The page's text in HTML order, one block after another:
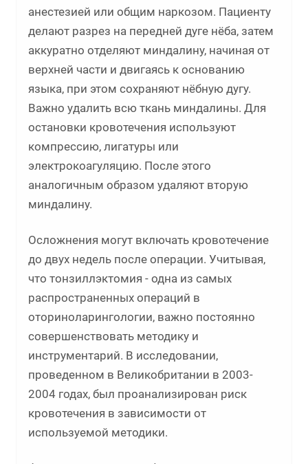
анестезией или общим наркозом. Пациенту
делают разрез на передней дуге нёба, затем
аккуратно отделяют миндалину, начиная от
верхней части и двигаясь к основанию
языка, при этом сохраняют нёбную дугу.
Важно удалить всю ткань миндалины. Для
остановки кровотечения используют
компрессию, лигатуры или
электрокоагуляцию. После этого
аналогичным образом удаляют вторую
миндалину.
Осложнения могут включать кровотечение
до двух недель после операции. Учитывая,
что тонзиллэктомия - одна из самых
распространенных операций в
оториноларингологии, важно постоянно
совершенствовать методику и
инструментарий. В исследовании,
проведенном в Великобритании в 2003-
2004 годах, был проанализирован риск
кровотечения в зависимости от
используемой методики.